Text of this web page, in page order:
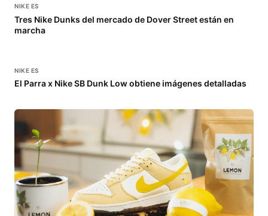
NIKE ES
Tres Nike Dunks del mercado de Dover Street están en
marcha
NIKE ES
El Parra x Nike SB Dunk Low obtiene imágenes detalladas